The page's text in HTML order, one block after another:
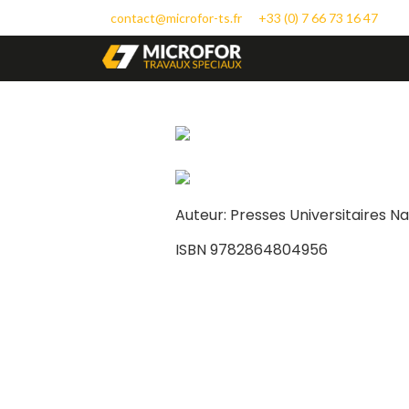
contact@microfor-ts.fr +33 (0) 7 66 73 16 47
Auteur: Presses Universitaires
ISBN 9782864804956